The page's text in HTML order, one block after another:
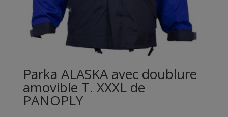
Parka ALASKA avec doublure
amovible T. XXXL de
PANOPLY